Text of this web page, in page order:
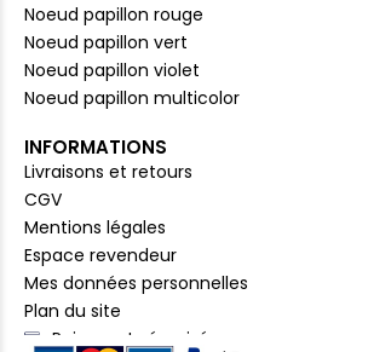
Noeud papillon rouge
Noeud papillon vert
Noeud papillon violet
Noeud papillon multicolor
INFORMATIONS
Livraisons et retours
CGV
Mentions légales
Espace revendeur
Mes données personnelles
Plan du site
Paiement sécurisé